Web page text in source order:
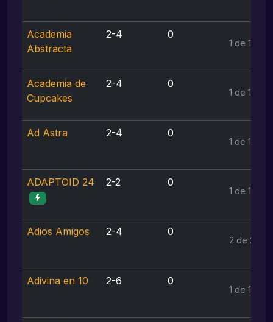
Academia
Abstracta
2-4 0
1 de 1
Academia de
Cupcakes
2-4 0
1 de 1
Ad Astra 2-4 0
1 de 1
ADAPTOID 24 2-2 0
1 de 1
Adios Amigos 2-4 0
2 de 2
Adivina en 10 2-6 0
1 de 1